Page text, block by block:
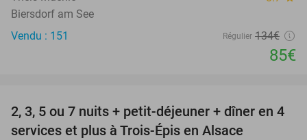
Biersdorf am See
Vendu : 151
Régulier 134€
85€
44%
2, 3, 5 ou 7 nuits + petit-déjeuner + dîner en 4
services et plus à Trois-Épis en Alsace